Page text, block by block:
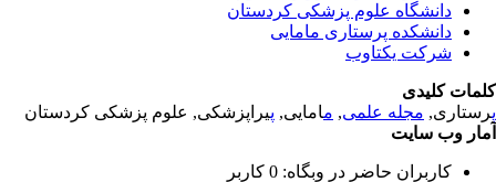
دانشگاه علوم پزشکی کردستان
دانشکده پرستاری مامایی
شرکت یکتاوب
کلیدی
مجله علمی, م امایی, پیراپزشکی, علوم پزشکی کردستان
وب سایت
کاربران حاضر در وبگاه: 0 کاربر